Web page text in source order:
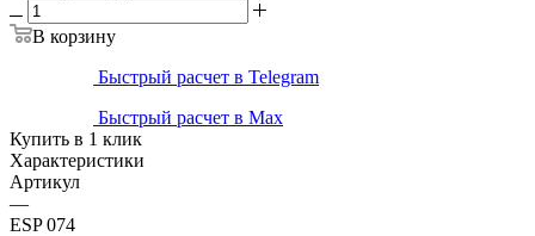
В корзину
Быстрый расчет в Telegram
Быстрый расчет в Max
Купить в 1 клик
Характеристики
Артикул
—
ESP 074